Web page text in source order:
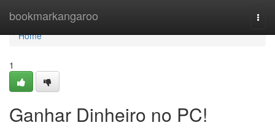
bookmarkangaroo
Home
Home
1
Ganhar Dinheiro no PC!